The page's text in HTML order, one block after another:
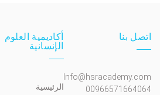
اتصل بنا
Info@hsracademy.com
00966571664064
أكاديمية العلوم
الإنسانية
الرئيسية